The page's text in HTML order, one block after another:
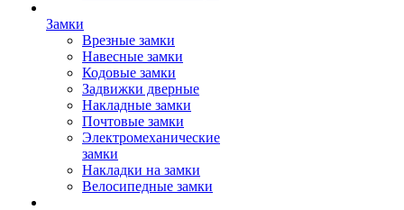
Замки
Врезные замки
Навесные замки
Кодовые замки
Задвижки дверные
Накладные замки
Почтовые замки
Электромеханические
замки
Накладки на замки
Велосипедные замки